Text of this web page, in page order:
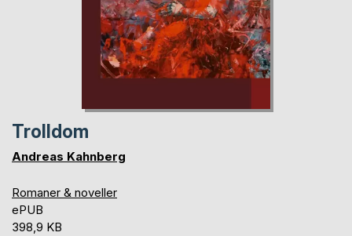
Trolldom
Andreas Kahnberg
Romaner & noveller
ePUB
398,9 KB